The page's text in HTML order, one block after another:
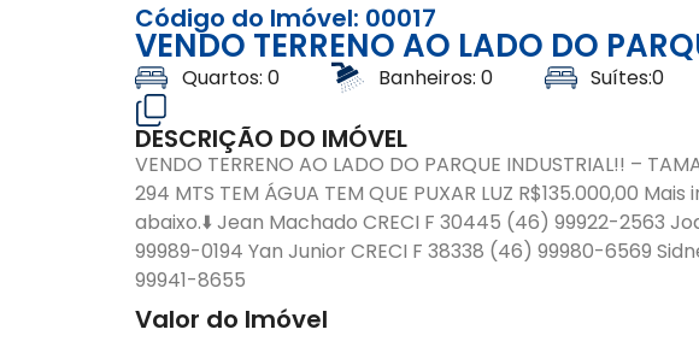
Código do Imóvel: 00017
VENDO TERRENO AO LADO DO
Quartos: 0 Banheiros: 0 Suítes:0
DESCRIÇÃO DO IMÓVEL
VENDO TERRENO AO LADO DO PARQUE INDUSTRIAL!! –
⁠294 MTS TEM ÁGUA TEM QUE PUXAR LUZ R$135.000,00
abaixo.⬇️ Jean Machado CRECI F 30445 (46) 99922-2563
99989-0194 Yan Junior CRECI F 38338 (46) 99980-6569
99941-8655
Valor do Imóvel